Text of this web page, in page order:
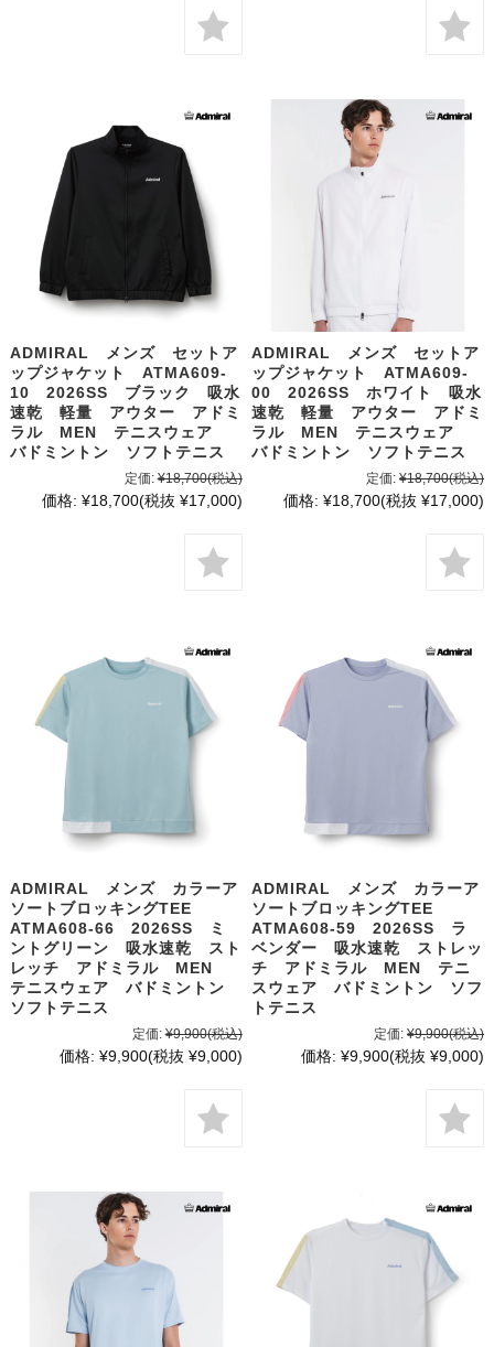
ADMIRAL メンズ セットア
ップジャケット ATMA609-
10 2026SS ブラック 吸水
速乾 軽量 アウター アドミ
ラル MEN テニスウェア
バドミントン ソフトテニス
定価: ¥18,700(税込)
価格: ¥18,700(税抜 ¥17,000)
ADMIRAL メンズ セットア
ップジャケット ATMA609-
00 2026SS ホワイト 吸水
速乾 軽量 アウター アドミ
ラル MEN テニスウェア
バドミントン ソフトテニス
定価: ¥18,700(税込)
価格: ¥18,700(税抜 ¥17,000)
ADMIRAL メンズ カラーア
ソートブロッキングTEE
ATMA608-66 2026SS ミ
ントグリーン 吸水速乾 スト
レッチ アドミラル MEN
テニスウェア バドミントン
ソフトテニス
定価: ¥9,900(税込)
価格: ¥9,900(税抜 ¥9,000)
ADMIRAL メンズ カラーア
ソートブロッキングTEE
ATMA608-59 2026SS ラ
ベンダー 吸水速乾 ストレッ
チ アドミラル MEN テニ
スウェア バドミントン ソフ
トテニス
定価: ¥9,900(税込)
価格: ¥9,900(税抜 ¥9,000)